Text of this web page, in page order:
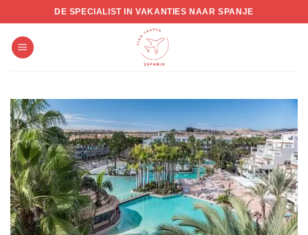
to
content
DE SPECIALIST IN VAKANTIES NAAR SPANJE